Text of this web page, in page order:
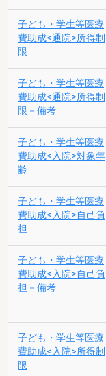
子ども・学生等医療
費助成<通院>所得制
限
子ども・学生等医療
費助成<通院>所得制
限－備考
子ども・学生等医療
費助成<入院>対象年
齢
子ども・学生等医療
費助成<入院>自己負
担
子ども・学生等医療
費助成<入院>自己負
担－備考
子ども・学生等医療
費助成<入院>所得制
限